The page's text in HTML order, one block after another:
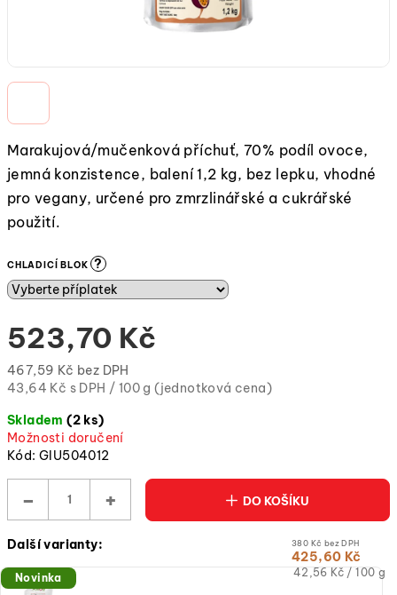
Marakujová/mučenková příchuť, 70% podíl ovoce,
jemná konzistence, balení 1,2 kg, bez lepku, vhodné
pro vegany, určené pro zmrzlinářské a cukrářské
použití.
CHLADICÍ BLOK ?
523,70 Kč
467,59 Kč bez DPH
Měrná
(jednotková
cena)
43,64 Kč s DPH / 100 g (jednotková cena)
Skladem(2 ks)
Možnosti doručení
Kód: GIU504012
+
− DO KOŠÍKU
Další varianty:
Novinka
380 Kč bez DPH
425,60 Kč
Měrná
42,56 Kč / 100 g